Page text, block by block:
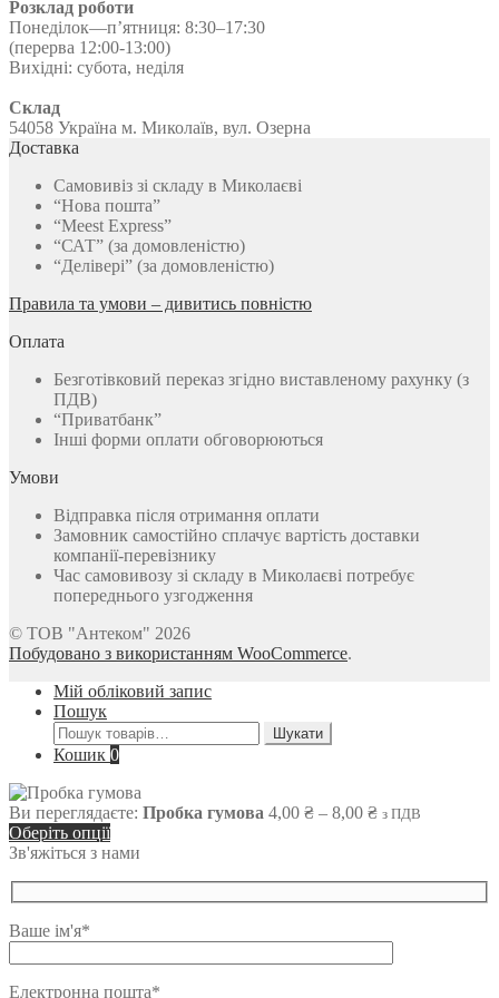
Розклад роботи
Понеділок—п’ятниця: 8:30–17:30
(перерва 12:00-13:00)
Вихідні: субота, неділя
Склад
54058 Україна м. Миколаїв, вул. Озерна
Доставка
Самовивіз зі складу в Миколаєві
“Нова пошта”
“Meest Express”
“САТ” (за домовленістю)
“Делівері” (за домовленістю)
Правила та умови – дивитись повністю
Оплата
Безготівковий переказ згідно виставленому рахунку (з
ПДВ)
“Приватбанк”
Інші форми оплати обговорюються
Умови
Відправка після отримання оплати
Замовник самостійно сплачує вартість доставки
компанії-перевізнику
Час самовивозу зі складу в Миколаєві потребує
попереднього узгодження
© ТОВ "Антеком" 2026
Побудовано з використанням WooCommerce.
Мій обліковий запис
Пошук
Шукати:
Шукати
Кошик 0
Ви переглядаєте: Пробка гумова 4,00 ₴ – 8,00 ₴Діапазон
з ПДВ
Оберіть опції
Зв'яжіться з нами
Ваше ім'я*
Електронна пошта*